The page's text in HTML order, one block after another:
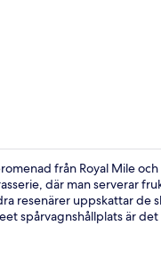
från Royal Mile
där man serverar
resenärer uppskattar de
spårvagnshållplats är det